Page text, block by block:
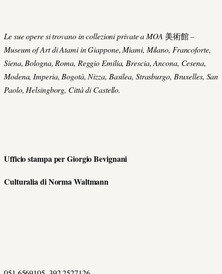
Le sue opere si trovano in collezioni private a MOA 美術館–
Museum of Art di Atami in Giappone, Miami, Milano, Francoforte,
Siena, Bologna, Roma, Reggio Emilia, Brescia, Ancona, Cesena,
Modena, Imperia, Bogotà, Nizza, Basilea, Strasburgo, Bruxelles, San
Paolo, Helsingborg, Città di Castello.
Ufficio stampa per Giorgio Bevignani
Culturalia di Norma Waltmann